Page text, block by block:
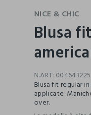
NICE & CHIC
Blusa
N.ART: 004643225
Blusa fit regular
applicate.
over.